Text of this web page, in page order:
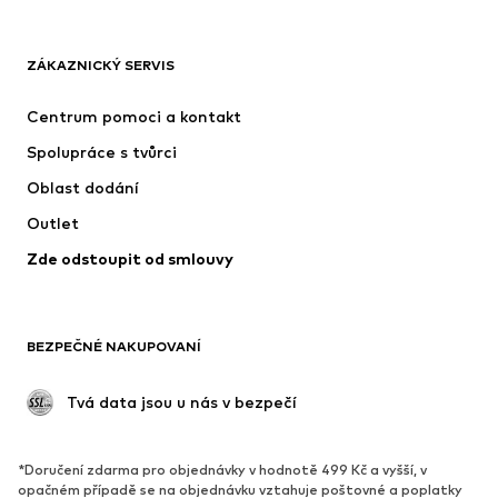
Nové
Bundy
Spodní prádlo
Kabáty
Plavky
Upcyklace
Nové Oblíbené
ZÁKAZNICKÝ SERVIS
Centrum pomoci a kontakt
Spolupráce s tvůrci
Oblast dodání
Outlet
Zde odstoupit od smlouvy
BEZPEČNÉ NAKUPOVANÍ
Tvá data jsou u nás v bezpečí
*Doručení zdarma pro objednávky v hodnotě 499 Kč a vyšší, v
opačném případě se na objednávku vztahuje poštovné a poplatky